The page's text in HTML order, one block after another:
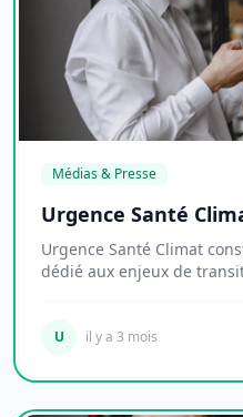
Médias & Presse
Urgence Santé
Urgence Santé Climat
dédié aux enjeux de
U il y a 3 mois